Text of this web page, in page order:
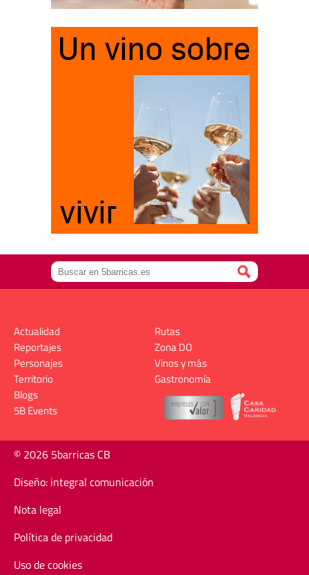
Actualidad
Reportajes
Personajes
Territorio
Rutas
Zona DO
Vinos y más
Gastronomía
Blogs
5B Events
© 2026 5barricas CB
Diseño: integral comunicación
Nota legal
Política de privacidad
Uso de cookies